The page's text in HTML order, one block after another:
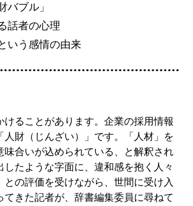
バブル」
話者の心理
いう感情の由来
ることがあります。企業の採用情報
財（じんざい）」です。「人材」を
合いが込められている、と解釈され
たような字面に、違和感を抱く人々
の評価を受けながら、世間に受け入
きた記者が、辞書編集委員に尋ねて